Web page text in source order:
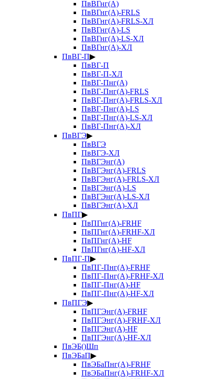
ПвВГнг(А)
ПвВГнг(А)-FRLS
ПвВГнг(А)-FRLS-ХЛ
ПвВГнг(А)-LS
ПвВГнг(А)-LS-ХЛ
ПвВГнг(А)-ХЛ
ПвВГ-П▶
ПвВГ-П
ПвВГ-П-ХЛ
ПвВГ-Пнг(А)
ПвВГ-Пнг(А)-FRLS
ПвВГ-Пнг(А)-FRLS-ХЛ
ПвВГ-Пнг(А)-LS
ПвВГ-Пнг(А)-LS-ХЛ
ПвВГ-Пнг(А)-ХЛ
ПвВГЭ▶
ПвВГЭ
ПвВГЭ-ХЛ
ПвВГЭнг(А)
ПвВГЭнг(А)-FRLS
ПвВГЭнг(А)-FRLS-ХЛ
ПвВГЭнг(А)-LS
ПвВГЭнг(А)-LS-ХЛ
ПвВГЭнг(А)-ХЛ
ПвПГ▶
ПвПГнг(А)-FRHF
ПвПГнг(А)-FRHF-ХЛ
ПвПГнг(А)-HF
ПвПГнг(А)-HF-ХЛ
ПвПГ-П▶
ПвПГ-Пнг(А)-FRHF
ПвПГ-Пнг(А)-FRHF-ХЛ
ПвПГ-Пнг(А)-HF
ПвПГ-Пнг(А)-HF-ХЛ
ПвПГЭ▶
ПвПГЭнг(А)-FRHF
ПвПГЭнг(А)-FRHF-ХЛ
ПвПГЭнг(А)-HF
ПвПГЭнг(А)-HF-ХЛ
ПвЭБ()Шп
ПвЭБаП▶
ПвЭБаПнг(А)-FRHF
ПвЭБаПнг(А)-FRHF-ХЛ